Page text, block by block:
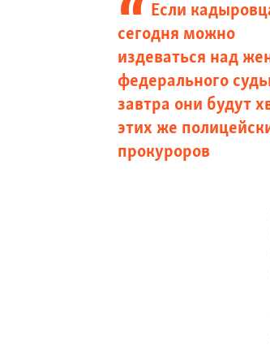
Если
сегодня можно
издеваться над
федерального
завтра они будут
этих же
прокуроров